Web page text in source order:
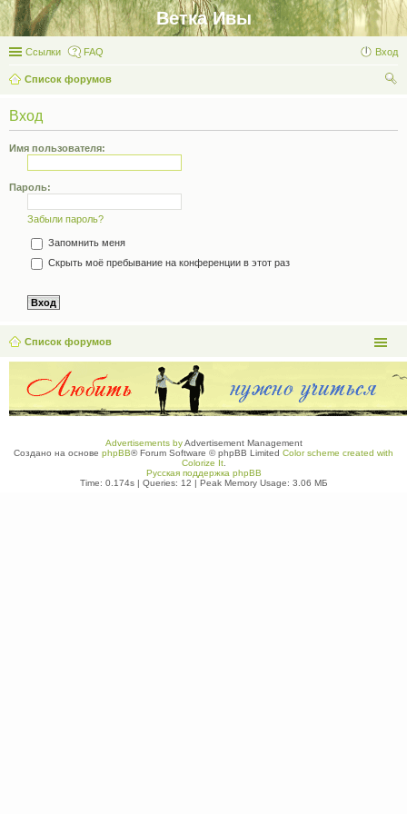
Ветка Ивы
Ссылки FAQ Вход
Список форумов
Вход
Имя пользователя:
Пароль:
Забыли пароль?
Запомнить меня
Скрыть моё пребывание на конференции в этот раз
Список форумов
Advertisements byAdvertisement Management
Создано на основе phpBB® Forum Software © phpBB Limited Color scheme created with
Colorize It.
Русская поддержка phpBB
Time: 0.174s| Queries: 12 | Peak Memory Usage: 3.06 МБ